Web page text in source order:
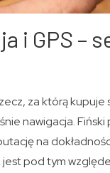
i GPS –
za którą kupuje
nawigacja.
na
jest pod tym